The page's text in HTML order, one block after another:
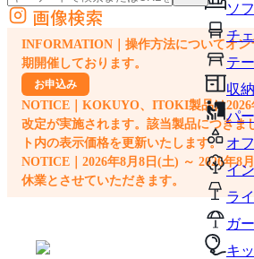
ソ
チ
テ
収
パ
オ
イ
ラ
ガ
キ
外部サイトの商品をカートに追加
他のサイトで見つけた商品ページのURLを貼り付けて、カート
画像検索
INFORMATION｜操作方法についてオン
期開催しております。
お申込み
NOTICE｜KOKUYO、ITOKI製品は2026
改定が実施されます。該当製品につきま
ト内の表示価格を更新いたします。
NOTICE｜2026年8月8日(土) ～ 2026年8
休業とさせていただきます。